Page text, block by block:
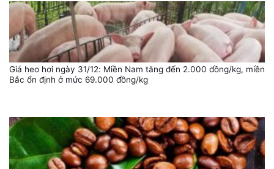
Giá heo hơi ngày 31/12: Miền Nam tăng đến 2.000 đồng/kg, miền
Bắc ổn định ở mức 69.000 đồng/kg